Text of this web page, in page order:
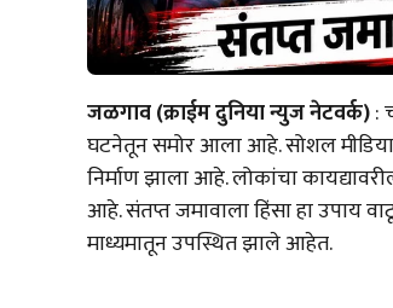
जळगाव (क्राईम दुनिया न्युज नेटवर्क):
घटनेतून समोर आला आहे. सोशल
निर्माण झाला आहे. लोकांचा
आहे. संतप्त जमावाला हिंसा हा उपाय
माध्यमातून उपस्थित झाले आहेत.